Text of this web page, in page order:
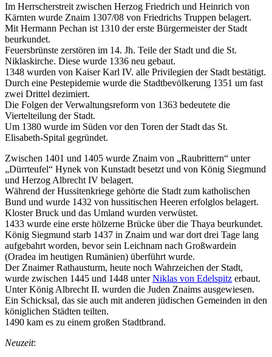
Im Herrscherstreit zwischen Herzog Friedrich und Heinrich von
Kärnten wurde Znaim 1307/08 von Friedrichs Truppen belagert.
Mit Hermann Pechan ist 1310 der erste Bürgermeister der Stadt
beurkundet.
Feuersbrünste zerstören im 14. Jh. Teile der Stadt und die St.
Niklaskirche. Diese wurde 1336 neu gebaut.
1348 wurden von Kaiser Karl IV. alle Privilegien der Stadt bestätigt.
Durch eine Pestepidemie wurde die Stadtbevölkerung 1351 um fast
zwei Drittel dezimiert.
Die Folgen der Verwaltungsreform von 1363 bedeutete die
Viertelteilung der Stadt.
Um 1380 wurde im Süden vor den Toren der Stadt das St.
Elisabeth-Spital gegründet.
Zwischen 1401 und 1405 wurde Znaim von „Raubrittern“ unter
„Dürrteufel“ Hynek von Kunstadt besetzt und von König Siegmund
und Herzog Albrecht IV belagert.
Während der Hussitenkriege gehörte die Stadt zum katholischen
Bund und wurde 1432 von hussitischen Heeren erfolglos belagert.
Kloster Bruck und das Umland wurden verwüstet.
1433 wurde eine erste hölzerne Brücke über die Thaya beurkundet.
König Siegmund starb 1437 in Znaim und war dort drei Tage lang
aufgebahrt worden, bevor sein Leichnam nach Großwardein
(Oradea im heutigen Rumänien) überführt wurde.
Der Znaimer Rathausturm, heute noch Wahrzeichen der Stadt,
wurde zwischen 1445 und 1448 unterNiklas von Edelspitz erbaut.
Unter König Albrecht II. wurden die Juden Znaims ausgewiesen.
Ein Schicksal, das sie auch mit anderen jüdischen Gemeinden in den
königlichen Städten teilten.
1490 kam es zu einem großen Stadtbrand.
Neuzeit: